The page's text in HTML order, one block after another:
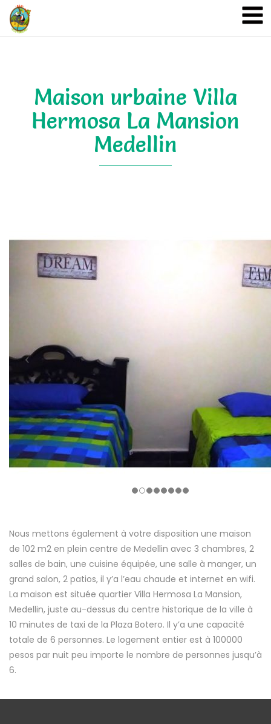
Maison urbaine Villa
Hermosa La Mansion
Medellin
Nous mettons également à votre disposition une maison
de 102 m2 en plein centre de Medellin avec 3 chambres, 2
salles de bain, une cuisine équipée, une salle à manger, un
grand salon, 2 patios, il y’a l’eau chaude et internet en wifi.
La maison est située quartier Villa Hermosa La Mansion,
Medellin, juste au-dessus du centre historique de la ville à
10 minutes de taxi de la Plaza Botero. Il y’a une capacité
totale de 6 personnes. Le logement entier est à 100000
pesos par nuit peu importe le nombre de personnes jusqu’à
6.